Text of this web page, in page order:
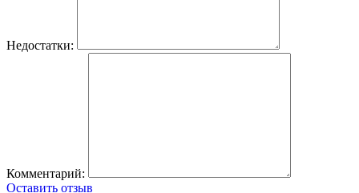
Недостатки:
Комментарий:
Оставить отзыв